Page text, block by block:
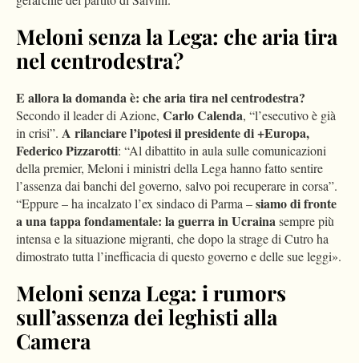
Meloni senza la Lega: che aria tira
nel centrodestra?
E allora la domanda è: che aria tira nel centrodestra?
Secondo il leader di Azione, Carlo Calenda, “l’esecutivo è già
in crisi”. A rilanciare l’ipotesi il presidente di +Europa,
Federico Pizzarotti: “Al dibattito in aula sulle comunicazioni
della premier, Meloni i ministri della Lega hanno fatto sentire
l’assenza dai banchi del governo, salvo poi recuperare in corsa”.
“Eppure – ha incalzato l’ex sindaco di Parma –siamo di fronte
a una tappa fondamentale: la guerra in Ucrainasempre più
intensa e la situazione migranti, che dopo la strage di Cutro ha
dimostrato tutta l’inefficacia di questo governo e delle sue leggi».
Meloni senza Lega: i rumors
sull’assenza dei leghisti alla
Camera